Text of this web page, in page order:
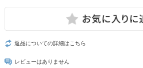
返品についての詳細はこちら
レビューはありません